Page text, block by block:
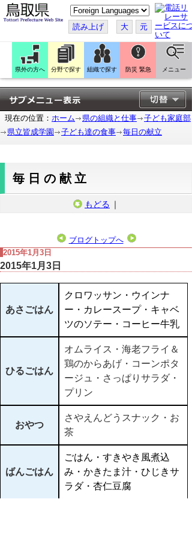
こ
の
ペ
ー
ジ
翻
訳
す
る
読み上げ 大 元
県外の方へ 分野で探す 組織で探す 防災 緊急 メニュー
現在の位置： ホーム 県の組織と仕事
子ども家庭部
県立皆成学園
子ども達の食事 毎日の献立
毎日の献立
もどる ｜
ブログトップへ
2015年1月3日
2015年1月3日
あさごはん
クロワッサン・ウインナ
ー・カレースープ・キャベ
ツのソテー・コーヒー牛乳
ひるごはん
オムライス・海老フライ＆
鶏のからあげ・コーンポタ
ージュ・さっぱりサラダ・
プリン
おやつ
さやえんどうスナック・お
茶
ばんごはん
ごはん・すきやき風煮込
み・かきたま汁・ひじきサ
ラダ・杏仁豆腐